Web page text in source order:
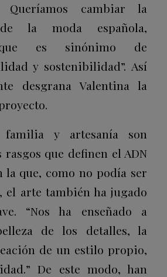
Queríamos cambiar la
la moda española,
es sinónimo de
y sostenibilidad”. Así
desgrana Valentina la
familia y artesanía son
rasgos que definen el ADN
la que, como no podía ser
el arte también ha jugado
“Nos ha enseñado a
de los detalles, la
de un estilo propio,
De este modo, han